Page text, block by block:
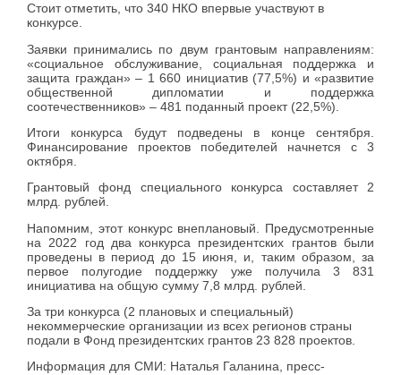
Стоит отметить, что 340 НКО впервые участвуют в
конкурсе.
Заявки принимались по двум грантовым направлениям:
«социальное обслуживание, социальная поддержка и
защита граждан» – 1 660 инициатив (77,5%) и «развитие
общественной дипломатии и поддержка
соотечественников» – 481 поданный проект (22,5%).
Итоги конкурса будут подведены в конце сентября.
Финансирование проектов победителей начнется с 3
октября.
Грантовый фонд специального конкурса составляет 2
млрд. рублей.
Напомним, этот конкурс внеплановый. Предусмотренные
на 2022 год два конкурса президентских грантов были
проведены в период до 15 июня, и, таким образом, за
первое полугодие поддержку уже получила 3 831
инициатива на общую сумму 7,8 млрд. рублей.
За три конкурса (2 плановых и специальный)
некоммерческие организации из всех регионов страны
подали в Фонд президентских грантов 23 828 проектов.
Информация для СМИ: Наталья Галанина, пресс-